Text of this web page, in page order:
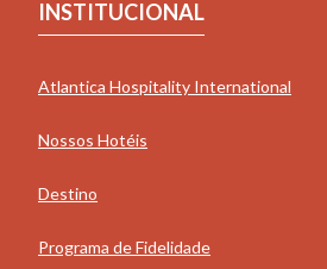
INSTITUCIONAL
Atlantica Hospitality International
Nossos Hotéis
Destino
Programa de Fidelidade